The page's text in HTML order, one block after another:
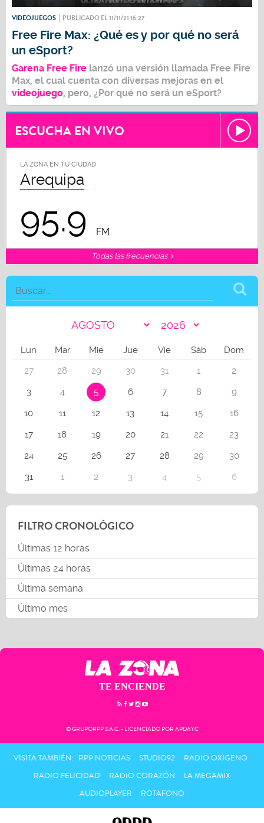
VIDEOJUEGOS PUBLICADO EL 11/11/21 16:27
Free Fire Max: ¿Qué es y por qué no será
un eSport?
Garena Free Fire lanzó una versión llamada Free Fire
Max, el cual cuenta con diversas mejoras en el
videojuego, pero, ¿Por qué no será un eSport?
ESCUCHA EN VIVO
LA ZONA EN TU CIUDAD
Arequipa
95.9 FM
Todas las frecuencias
Lun Mar Mie Jue Vie Sáb
Dom
27
28 29 30 31 1
2
3
4 5 6 7 8
9
10
11 12 13 14 15
16
17
18 19 20 21 22
23
24
25 26 27 28 29
30
31
1 2 3 4 5 6
FILTRO CRONOLÓGICO
Últimas 12 horas
Últimas 24 horas
Última semana
Último mes
TE ENCIENDE
© GRUPORPP S.A.C. - LICENCIADO POR APDAYC
VISITA TAMBIÉN: RPP NOTICIAS STUDIO92
RADIO OXIGENO
RADIO FELICIDAD
RADIO CORAZÓN
LA MEGAMIX
AUDIOPLAYER
ROTAFONO